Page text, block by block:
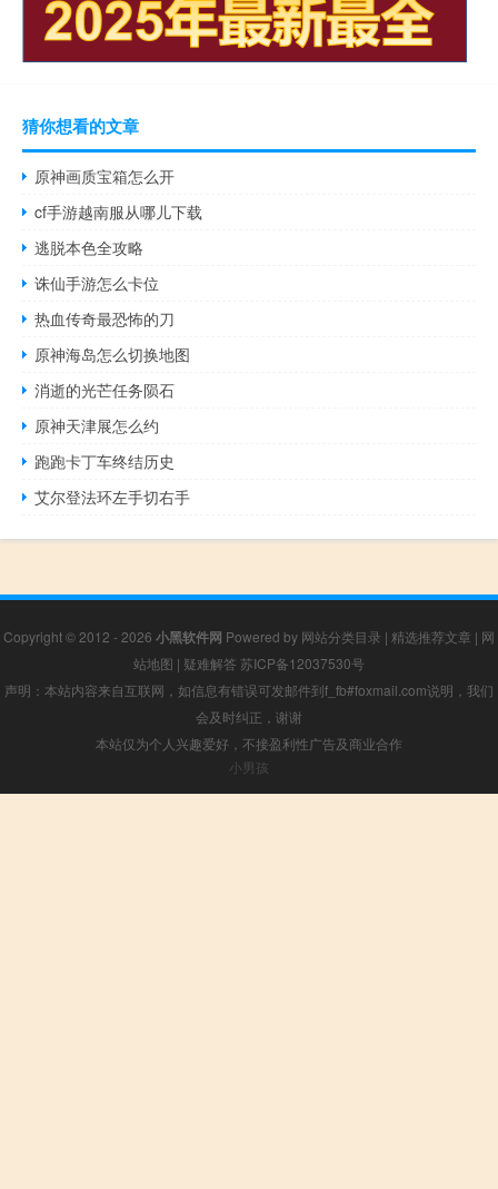
猜你想看的文章
原神画质宝箱怎么开
cf手游越南服从哪儿下载
逃脱本色全攻略
诛仙手游怎么卡位
热血传奇最恐怖的刀
原神海岛怎么切换地图
消逝的光芒任务陨石
原神天津展怎么约
跑跑卡丁车终结历史
艾尔登法环左手切右手
Copyright © 2012 - 2026 小黑软件网 Powered by 网站分类目录 | 精选推荐文章 | 网
站地图 | 疑难解答 苏ICP备12037530号
声明：本站内容来自互联网，如信息有错误可发邮件到f_fb#foxmail.com说明，我们
会及时纠正，谢谢
本站仅为个人兴趣爱好，不接盈利性广告及商业合作
小男孩